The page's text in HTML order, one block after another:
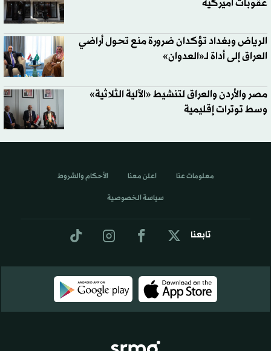
عقوبات أميركية
الرياض وبغداد تؤكدان ضرورة منع تحول أراضي
العراق إلى أداة لـ«العدوان»
مصر والأردن والعراق لتنشيط «الآلية الثلاثية»
وسط توترات إقليمية
تابعنا
معلومات عنا اعلن معنا الأحكام والشروط
سياسة الخصوصية